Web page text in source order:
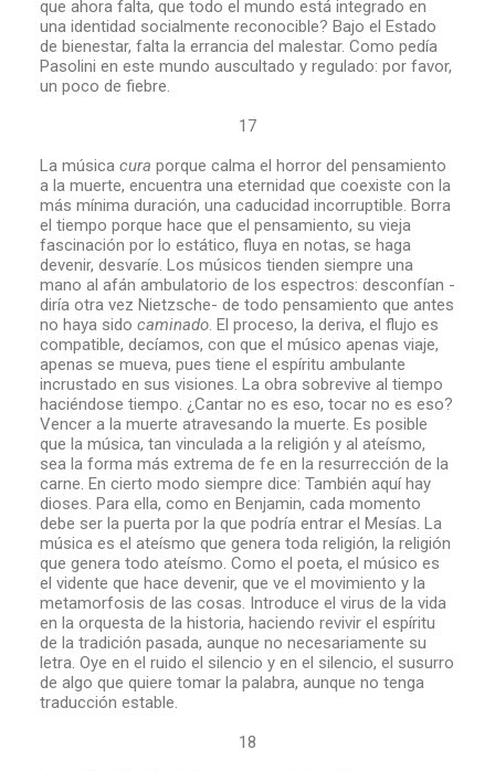
que ahora falta, que todo el mundo está integrado en
una identidad socialmente reconocible? Bajo el Estado
de bienestar, falta la errancia del malestar. Como pedía
Pasolini en este mundo auscultado y regulado: por favor,
un poco de fiebre.
17
La música cura porque calma el horror del pensamiento
a la muerte, encuentra una eternidad que coexiste con la
más mínima duración, una caducidad incorruptible. Borra
el tiempo porque hace que el pensamiento, su vieja
fascinación por lo estático, fluya en notas, se haga
devenir, desvaríe. Los músicos tienden siempre una
mano al afán ambulatorio de los espectros: desconfían -
diría otra vez Nietzsche- de todo pensamiento que antes
no haya sido caminado. El proceso, la deriva, el flujo es
compatible, decíamos, con que el músico apenas viaje,
apenas se mueva, pues tiene el espíritu ambulante
incrustado en sus visiones. La obra sobrevive al tiempo
haciéndose tiempo. ¿Cantar no es eso, tocar no es eso?
Vencer a la muerte atravesando la muerte. Es posible
que la música, tan vinculada a la religión y al ateísmo,
sea la forma más extrema de fe en la resurrección de la
carne. En cierto modo siempre dice: También aquí hay
dioses. Para ella, como en Benjamin, cada momento
debe ser la puerta por la que podría entrar el Mesías. La
música es el ateísmo que genera toda religión, la religión
que genera todo ateísmo. Como el poeta, el músico es
el vidente que hace devenir, que ve el movimiento y la
metamorfosis de las cosas. Introduce el virus de la vida
en la orquesta de la historia, haciendo revivir el espíritu
de la tradición pasada, aunque no necesariamente su
letra. Oye en el ruido el silencio y en el silencio, el susurro
de algo que quiere tomar la palabra, aunque no tenga
traducción estable.
18